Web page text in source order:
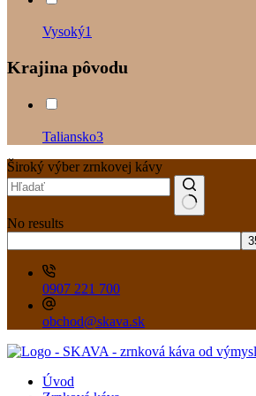
Vysoký1
Krajina pôvodu
Taliansko3
Široký výber zrnkovej kávy
No results
0907 221 700
obchod@skava.sk
Úvod